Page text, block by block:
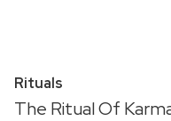
Rituals
The Ritual Of